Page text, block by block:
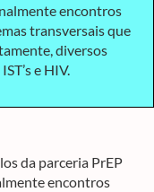
encontros
transversais que
diversos
e HIV.
da parceria PrEP
encontros